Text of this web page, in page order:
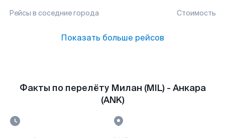
Рейсы в соседние города Стоимость
Показать больше рейсов
Факты по перелёту Милан (MIL) - Анкара
(ANK)